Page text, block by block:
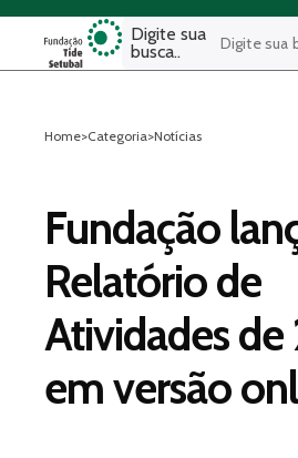
Digite sua
busca..
Home>Categoria>Notícias
Fundação
Relatório de
Atividades
em versão